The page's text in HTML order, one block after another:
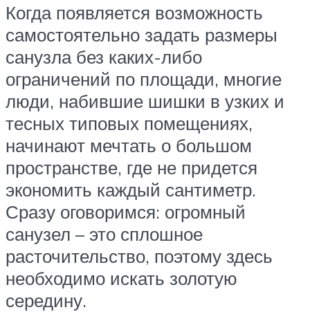
Когда появляется возможность
самостоятельно задать размеры
санузла без каких-либо
ограничений по площади, многие
люди, набившие шишки в узких и
тесных типовых помещениях,
начинают мечтать о большом
пространстве, где не придется
экономить каждый сантиметр.
Сразу оговоримся: огромный
санузел – это сплошное
расточительство, поэтому здесь
необходимо искать золотую
середину.